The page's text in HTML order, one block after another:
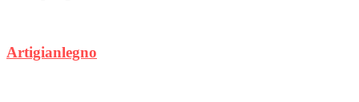
Artigianlegno